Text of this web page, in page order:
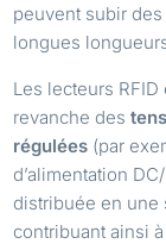
peuvent subir
longues
Les lecteurs
revanche des
régulées (par
d’alimentation
distribuée en une
contribuant ainsi